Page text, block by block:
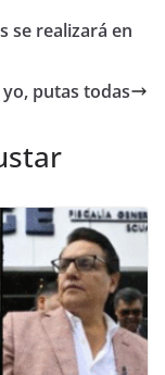
e
n
p
tir
se realizará en
yo, putas todas